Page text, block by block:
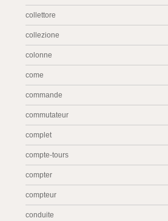
collettore
collezione
colonne
come
commande
commutateur
complet
compte-tours
compter
compteur
conduite